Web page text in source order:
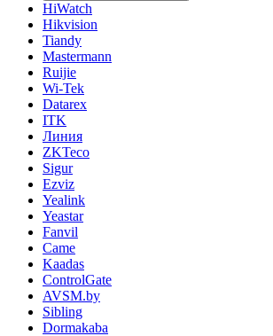
HiWatch
Hikvision
Tiandy
Mastermann
Ruijie
Wi-Tek
Datarex
ITK
Линия
ZKTeco
Sigur
Ezviz
Yealink
Yeastar
Fanvil
Came
Kaadas
ControlGate
AVSM.by
Sibling
Dormakaba